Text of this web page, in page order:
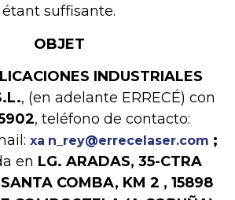
étant suffisante.
OBJET
INDUSTRIALES
, (en adelante ERRECÉ) con
, teléfono de contacto:
xa n_rey@errecelaser.com ;
en LG. ARADAS, 35-CTRA
COMBA, KM 2 , 15898